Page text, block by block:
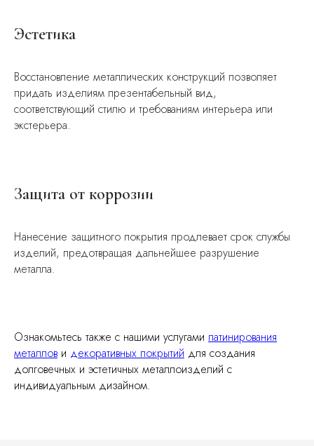
Эстетика
Восстановление металлических конструкций позволяет
придать изделиям презентабельный вид,
соответствующий стилю и требованиям интерьера или
экстерьера.
Защита от коррозии
Нанесение защитного покрытия продлевает срок службы
изделий, предотвращая дальнейшее разрушение
металла.
Ознакомьтесь также с нашими услугами патинирования
металлов и декоративных покрытий для создания
долговечных и эстетичных металлоизделий с
индивидуальным дизайном.